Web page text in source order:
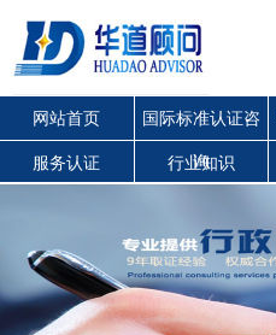
网站首页 国际标准认证咨
询
服务认证 行业知识